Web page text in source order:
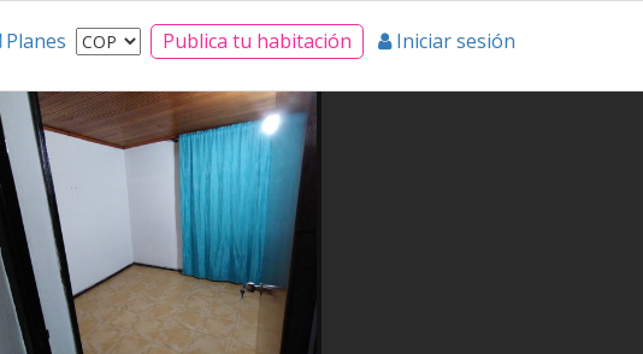
Planes Publica tu habitación Iniciar sesión